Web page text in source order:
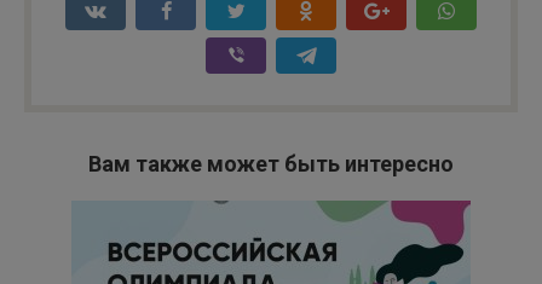
Вам также может быть интересно